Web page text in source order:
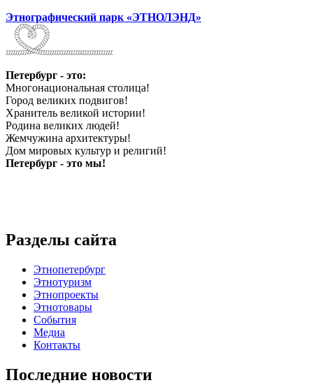
Этнографический парк «ЭТНОЛЭНД»
Петербург - это:
Многонациональная столица!
Город великих подвигов!
Хранитель великой истории!
Родина великих людей!
Жемчужина архитектуры!
Дом мировых культур и религий!
Петербург - это мы!
Разделы сайта
Этнопетербург
Этнотуризм
Этнопроекты
Этнотовары
События
Медиа
Контакты
Последние новости